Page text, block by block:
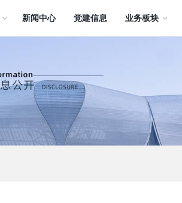
新闻中心 党建信息 业务板块